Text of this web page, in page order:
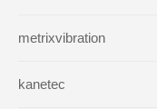
metrixvibration
kanetec